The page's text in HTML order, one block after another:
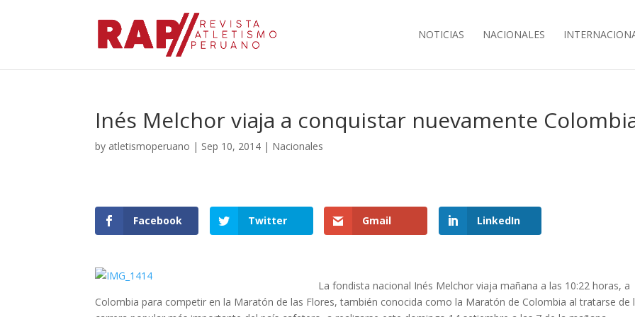
NOTICIAS NACIONALES
Inés Melchor viaja a conquistar nuevamente
by atletismoperuano | Sep 10, 2014 | Nacionales
Facebook Twitter Gmail LinkedIn
La fondista nacional Inés Melchor viaja mañana a las 10:22 horas, a
Colombia para competir en la Maratón de las Flores, también conocida como la Maratón de Colombia al tratarse de